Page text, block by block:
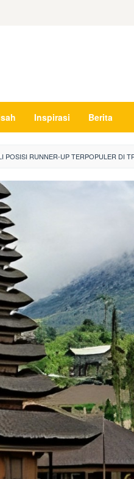
Inspirasi Berita
POSISI RUNNER-UP TERPOPULER DI